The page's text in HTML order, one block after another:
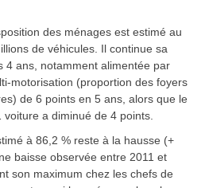
des ménages est estimé au
de véhicules. Il continue sa
4 ans, notamment alimentée par
motorisation (proportion des foyers
de 6 points en 5 ans, alors que le
a diminué de 4 points.
à 86,2 % reste à la hausse (+
baisse observée entre 2011 et
son maximum chez les chefs de